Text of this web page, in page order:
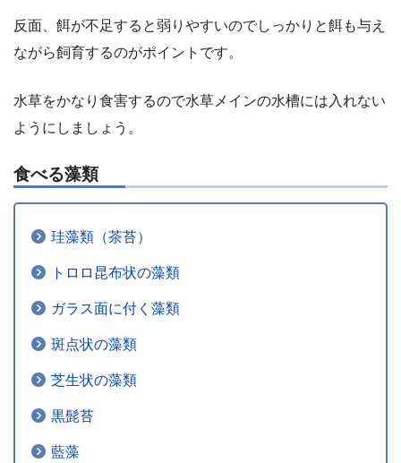
反面、餌が不足すると弱りやすいのでしっかりと餌も与え
ながら飼育するのがポイントです。
水草をかなり食害するので水草メインの水槽には入れない
ようにしましょう。
食べる藻類
珪藻類（茶苔）
トロロ昆布状の藻類
ガラス面に付く藻類
斑点状の藻類
芝生状の藻類
黒髭苔
藍藻